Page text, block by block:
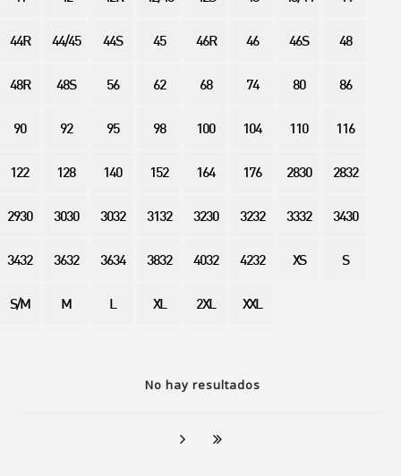
No hay resultados
44R 44/45 44S 45 46R 46 46S 48
48R 48S 56 62 68 74 80 86
90 92 95 98 100 104 110 116
122 128 140 152 164 176 2830 2832
2930 3030 3032 3132 3230 3232 3332 3430
3432 3632 3634 3832 4032 4232 XS S
S/M M L XL 2XL XXL